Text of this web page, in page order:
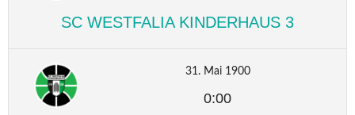
SC WESTFALIA KINDERHAUS 3
31. Mai 1900
0:00